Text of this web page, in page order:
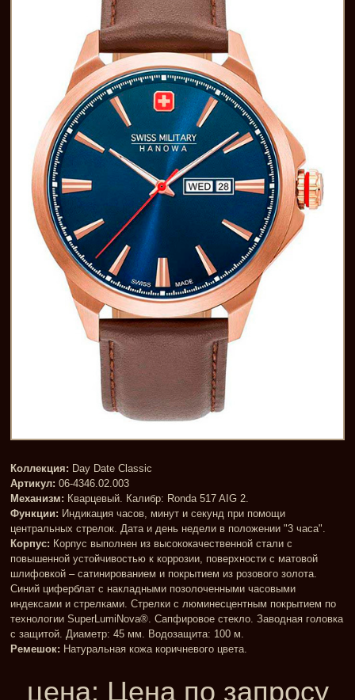
Коллекция: Day Date Classic
Артикул: 06-4346.02.003
Механизм: Кварцевый. Калибр: Ronda 517 AIG 2.
Функции: Индикация часов, минут и секунд при помощи
центральных стрелок. Дата и день недели в положении "3 часа".
Корпус: Корпус выполнен из высококачественной стали с
повышенной устойчивостью к коррозии, поверхности с матовой
шлифовкой – сатинированием и покрытием из розового золота.
Синий циферблат с накладными позолоченными часовыми
индексами и стрелками. Стрелки с люминесцентным покрытием по
технологии SuperLumiNova®. Сапфировое стекло. Заводная головка
с защитой. Диаметр: 45 мм. Водозащита: 100 м.
Ремешок: Натуральная кожа коричневого цвета.
цена: Цена по запросу